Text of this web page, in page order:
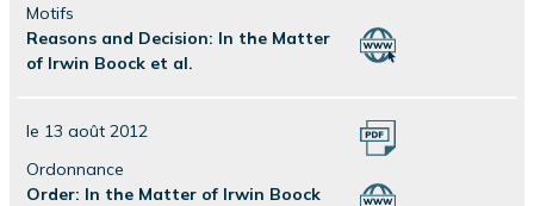
Motifs
Reasons and Decision: In the Matter
of Irwin Boock et al.
le 13 août 2012
Ordonnance
Order: In the Matter of Irwin Boock